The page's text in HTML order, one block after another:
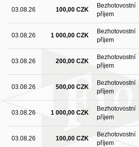
03.08.26 100,00 CZK
Bezhotovostní
příjem
03.08.26 1 000,00 CZK
Bezhotovostní
příjem
03.08.26 200,00 CZK
Bezhotovostní
příjem
03.08.26 500,00 CZK
Bezhotovostní
příjem
03.08.26 1 000,00 CZK
Bezhotovostní
příjem
03.08.26 100,00 CZK
Bezhotovostní
příjem